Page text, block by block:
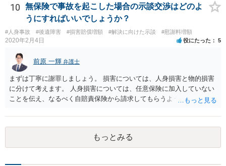
10
無保険で事故を起こした場合の示談交渉はどのよ
うにすればいいでしょうか？
#人身事故 #後遺障害 #損害賠償増額 #解決に向けた示談 #慰謝料増額
2020年2月4日 役にたった 5
前原 一輝 弁護士
まずは丁寧に謝罪しましょう。 損害については、人身損害と物的損害
に分けて考えます。 人身損害については、任意保険に加入していない
ことを伝え、なるべく自賠責保険から請求してもらうようお願いして
願いしてください。 物的損害については、請求の根拠を精査する必要
があり、写真や見積書を送ってもらい、請求金額が正当化をちゃんと
チェックする必要があります。 相談者様の資力がどれだけあるのかは
分かりませんが、資力に応じた対応をして行くほかありません。 訴訟
もっとみる